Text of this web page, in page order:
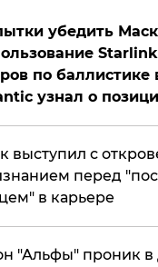
убедить
по баллистике
узнал о
выступил с
перед
в карьере
"Альфы" проник в